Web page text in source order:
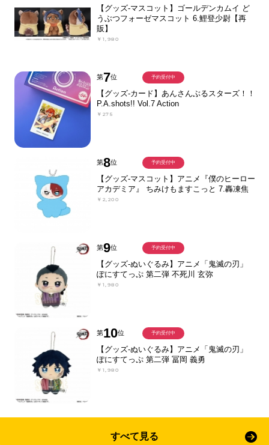
【グッズ-マスコット】ゴールデンカムイ ど
うぶつフォーゼマスコット 6.鯉登少尉【再
販】
￥1,980
第7位
【グッズ-カード】あんさんぶるスターズ！！
P.A.shots!! Vol.7 Action
￥275
予約受付中
第8位
【グッズ-マスコット】アニメ『僕のヒーロー
アカデミア』 ちみけもますこっと 7.轟凍焦
￥2,200
予約受付中
第9位
【グッズ-ぬいぐるみ】アニメ「鬼滅の刃」
ぽにすてっぷ 第二弾 不死川 玄弥
￥1,980
予約受付中
第10位
【グッズ-ぬいぐるみ】アニメ「鬼滅の刃」
ぽにすてっぷ 第二弾 冨岡 義勇
￥1,980
予約受付中
すべて見る